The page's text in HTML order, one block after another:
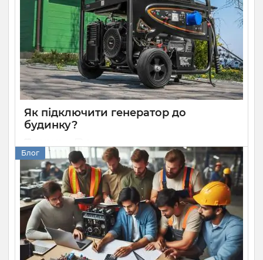
Як підключити генератор до
будинку?
Кращий спосіб захисту приватного будинку від тривалих
блекаутів — встановити генератор. Він має більшу
потужність за акумуляторні батареї та здатен довше
працювати без перебоїв при високому навантаженні. Але
вам необхідно знати, як правильно його встановити та
під’єднати до споживачів. Розбираємося, як підключити
генератор до будинку.
Блог